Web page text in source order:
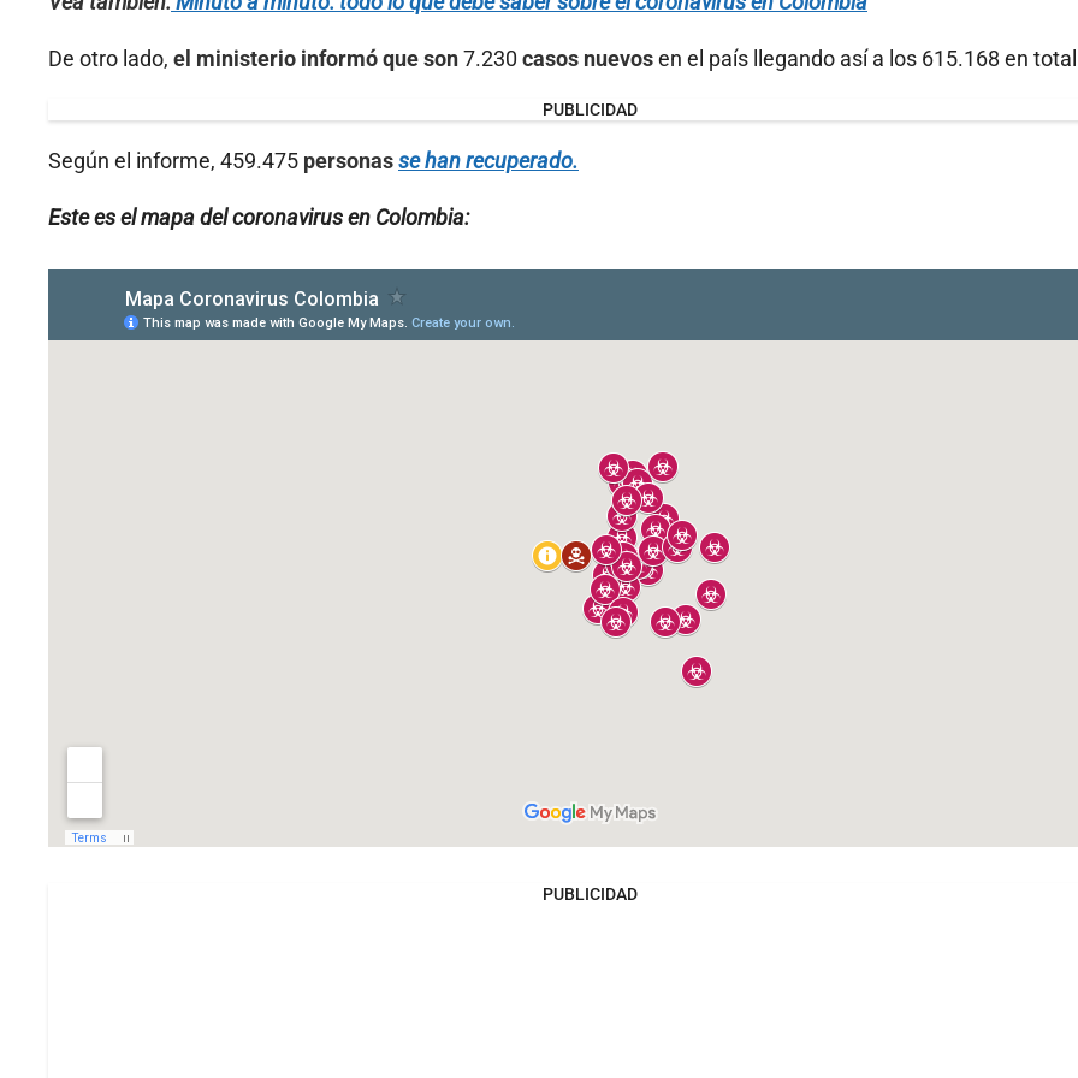
De otro lado, el ministerio informó que son7.230 casos nuevosen el país llegando así a los 615.168 en
PUBLICIDAD
Según el informe, 459.475 personasse han recuperado.
Este es el mapa del coronavirus en Colombia:
PUBLICIDAD